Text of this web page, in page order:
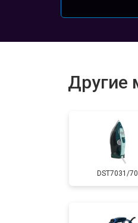
Другие
DST7031/70